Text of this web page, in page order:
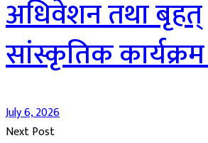
अधिवेशन तथा बृहत्
सांस्कृतिक
July 6, 2026
Next Post